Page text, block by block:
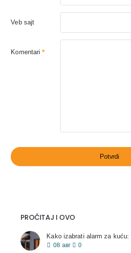
Veb sajt
Komentari
Potvrdi
PROČITAJ I OVO
08 авг 0